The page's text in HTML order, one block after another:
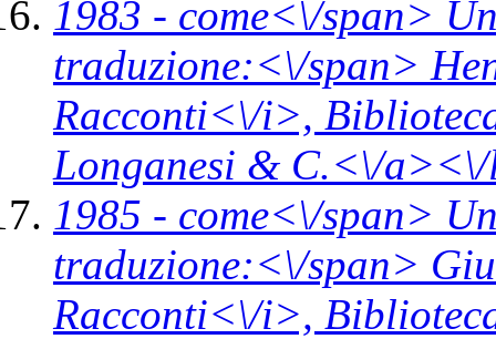
1983 - come<\/span>
traduzione:<\/span>
Racconti<\/i>,
Longanesi & C.<\/
1985 - come<\/span>
traduzione:<\/span>
Racconti<\/i>,